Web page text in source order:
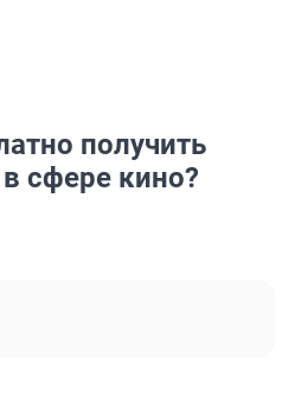
получить
сфере кино?